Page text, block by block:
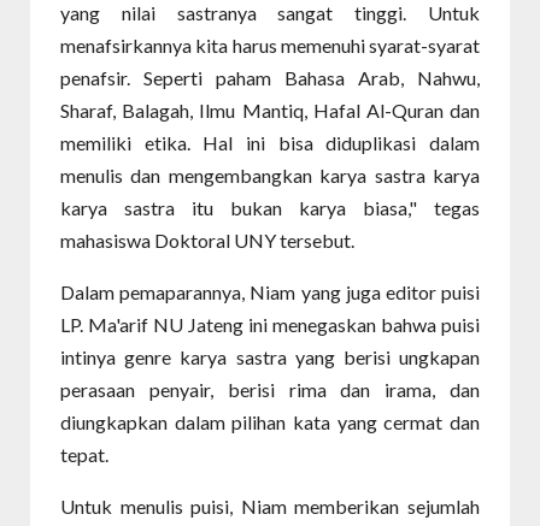
yang nilai sastranya sangat tinggi. Untuk
menafsirkannya kita harus memenuhi syarat-syarat
penafsir. Seperti paham Bahasa Arab, Nahwu,
Sharaf, Balagah, Ilmu Mantiq, Hafal Al-Quran dan
memiliki etika. Hal ini bisa diduplikasi dalam
menulis dan mengembangkan karya sastra karya
karya sastra itu bukan karya biasa," tegas
mahasiswa Doktoral UNY tersebut.
Dalam pemaparannya, Niam yang juga editor puisi
LP. Ma'arif NU Jateng ini menegaskan bahwa puisi
intinya genre karya sastra yang berisi ungkapan
perasaan penyair, berisi rima dan irama, dan
diungkapkan dalam pilihan kata yang cermat dan
tepat.
Untuk menulis puisi, Niam memberikan sejumlah